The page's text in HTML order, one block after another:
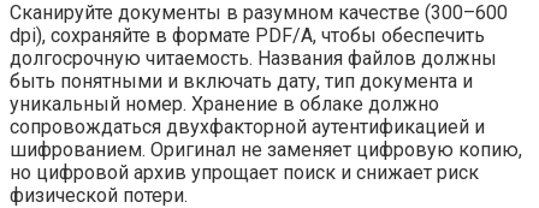
Сканируйте документы в разумном качестве (300–600
dpi), сохраняйте в формате PDF/A, чтобы обеспечить
долгосрочную читаемость. Названия файлов должны
быть понятными и включать дату, тип документа и
уникальный номер. Хранение в облаке должно
сопровождаться двухфакторной аутентификацией и
шифрованием. Оригинал не заменяет цифровую копию,
но цифровой архив упрощает поиск и снижает риск
физической потери.